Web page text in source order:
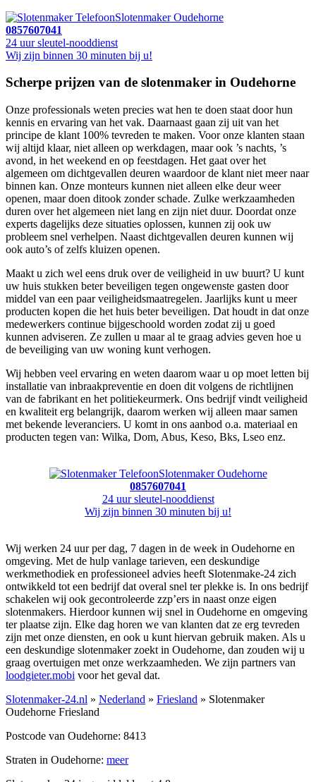
Slotenmaker Oudehorne
0857607041
24 uur sleutel-nooddienst
Wij zijn binnen 30 minuten bij u!
Scherpe prijzen van de slotenmaker in Oudehorne
Onze professionals weten precies wat hen te doen staat door hun
kennis en ervaring van het vak. Daarnaast gaan zij uit van het
principe de klant 100% tevreden te maken. Voor onze klanten staan
wij altijd klaar, niet alleen op werkdagen, maar ook ’s nachts, ’s
avond, in het weekend en op feestdagen. Het gaat over het
algemeen om dichtgevallen deuren waardoor de klant niet meer naar
binnen kan. Onze monteurs kunnen niet alleen elke deur weer
openen, maar doen ditook zonder schade. Zulke werkzaamheden
duren over het algemeen niet lang en zijn niet duur. Doordat onze
experts dagelijks deze situaties oplossen, kunnen zij ook uw
probleem snel verhelpen. Naast dichtgevallen deuren kunnen wij
ook auto’s of zelfs kluizen openen.
Maakt u zich wel eens druk over de veiligheid in uw buurt? U kunt
uw huis stukken beter beveiligen tegen ongewenste gasten door
middel van een paar veiligheidsmaatregelen. Jaarlijks kunt u meer
producten kopen die het huis beter beveiligen. Dat houdt in dat onze
medewerkers continue bijgeschoold worden zodat zij u goed
kunnen adviseren. Ze zullen u maar al te graag advies geven hoe u
de beveiliging van uw woning kunt verhogen.
Wij hebben veel ervaring en weten daarom waar u op moet letten bij
installatie van inbraakpreventie en doen dit volgens de richtlijnen
van de fabrikant en het politiekeurmerk. Ons bedrijf vindt veiligheid
en kwaliteit erg belangrijk, daarom werken wij alleen maar samen
met bekende leveranciers. U komt in ons aanbod o.a. materiaal en
producten tegen van: Wilka, Dom, Abus, Keso, Bks, Lseo enz.
Slotenmaker Oudehorne
0857607041
24 uur sleutel-nooddienst
Wij zijn binnen 30 minuten bij u!
Wij werken 24 uur per dag, 7 dagen in de week in Oudehorne en
omgeving. Met de hulp vanlage tarieven, een deskundige
werkmethodiek en professioneel advies heeft Slotenmake-24 zich
ontwikkeld tot een bedrijf dat overal snel ter plekke is. In ons bedrijf
schakelen wij ook gecontroleerde zzp’ers in naast onze eigen
slotenmakers. Hierdoor kunnen wij snel in Oudehorne en omgeving
ter plaatse zijn. Elke dag horen we van klanten dat ze erg tevreden
zijn met onze diensten, en ook u kunt hiervan gebruik maken. Als u
een deskundige slotenmaker zoekt in Oudehorne, dan zouden wij u
graag overtuigen met onze werkzaamheden. We zijn partners van
loodgieter.mobi voor het geval dat.
Slotenmaker-24.nl » Nederland » Friesland » Slotenmaker
Oudehorne Friesland
Postcode van Oudehorne: 8413
Straten in Oudehorne: meer